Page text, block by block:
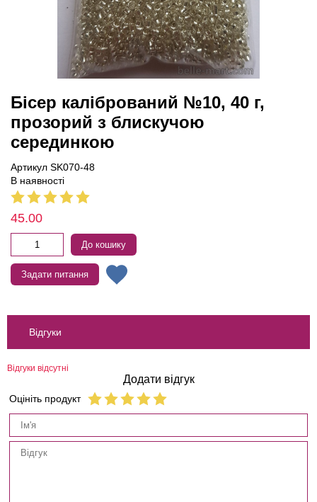
Бісер калібрований №10, 40 г,
прозорий з блискучою
серединкою
Артикул SK070-48
В наявності
45.00
До кошику
Задати питання
Відгуки
Відгуки відсутні
Додати відгук
Оцініть продукт